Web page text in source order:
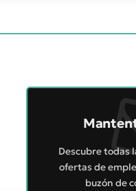
Descubre todas
ofertas de
buzón de